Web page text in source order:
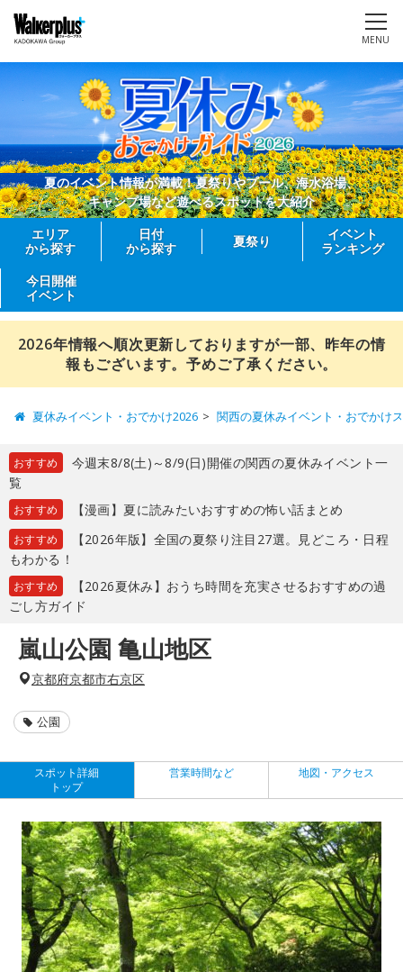
MENU
夏のイベント情報が満載！夏祭りやプール、海水浴場、
キャンプ場など遊べるスポットを大紹介
エリア
から探す
日付
から探す
夏祭り
イベント
ランキング
今日開催
イベント
2026年情報へ順次更新しておりますが一部、昨年の情
報もございます。予めご了承ください。
夏休みイベント・おでかけ2026 関西の夏休みイベント・おでかけ
おすすめ
今週末8/8(土)～8/9(日)開催の関西の夏休みイベント一
覧
おすすめ 【漫画】夏に読みたいおすすめの怖い話まとめ
おすすめ
【2026年版】全国の夏祭り注目27選。見どころ・日程
もわかる！
おすすめ
【2026夏休み】おうち時間を充実させるおすすめの過
ごし方ガイド
嵐山公園 亀山地区
京都府京都市右京区
公園
スポット詳細
トップ
営業時間など 地図・アクセス